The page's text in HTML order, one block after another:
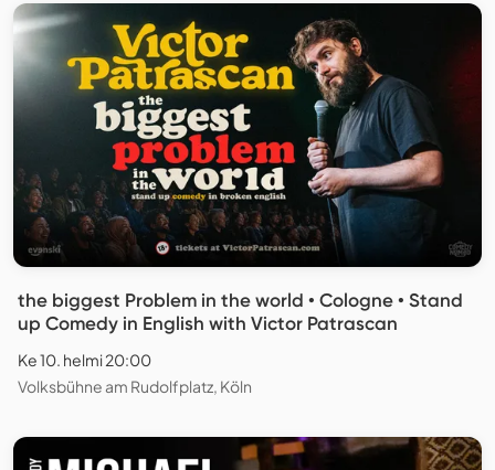
the biggest Problem in the world • Cologne • Stand
up Comedy in English with Victor Patrascan
Ke 10. helmi 20:00
Volksbühne am Rudolfplatz, Köln